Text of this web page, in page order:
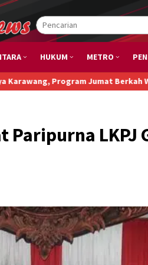
HUKUM METRO
Jumat Berkah Wartawan
Paripurna LKPJ